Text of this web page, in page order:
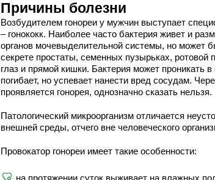
Причины болезни
Возбудителем гонореи у мужчин выступает
– гонококк. Наиболее часто бактерия живет и
органов мочевыделительной системы, но может
секрете простаты, семенных пузырьках, ротовой
глаз и прямой кишки. Бактерия может проникать в
погибает, но успевает нанести вред сосудам.
проявляется гонорея, однозначно сказать нельзя.
Патологический микроорганизм отличается
внешней среды, отчего вне человеческого
Провокатор гонореи имеет такие особенности: